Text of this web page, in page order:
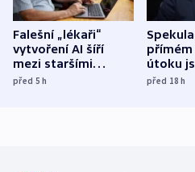
Falešní „lékaři“
vytvoření AI šíří
mezi staršími
Poláky nebezpečné
před 5h
přímém
útoku
míní
před 18h